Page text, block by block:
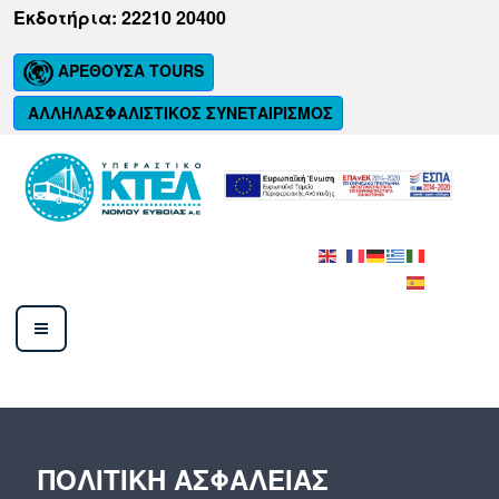
Μετάβαση
περιεχόμενο
Εκδοτήρια: 22210 20400
ΑΡΕΘΟΥΣΑ TOURS
ΑΛΛΗΛΑΣΦΑΛΙΣΤΙΚΟΣ ΣΥΝΕΤΑΙΡΙΣΜΟΣ
ΚΤΕΛ ΝΟΜΟΥ ΕΥΒΟΙΑΣ Α.Ε.
ΠΟΛΙΤΙΚΗ ΑΣΦΑΛΕΙΑΣ